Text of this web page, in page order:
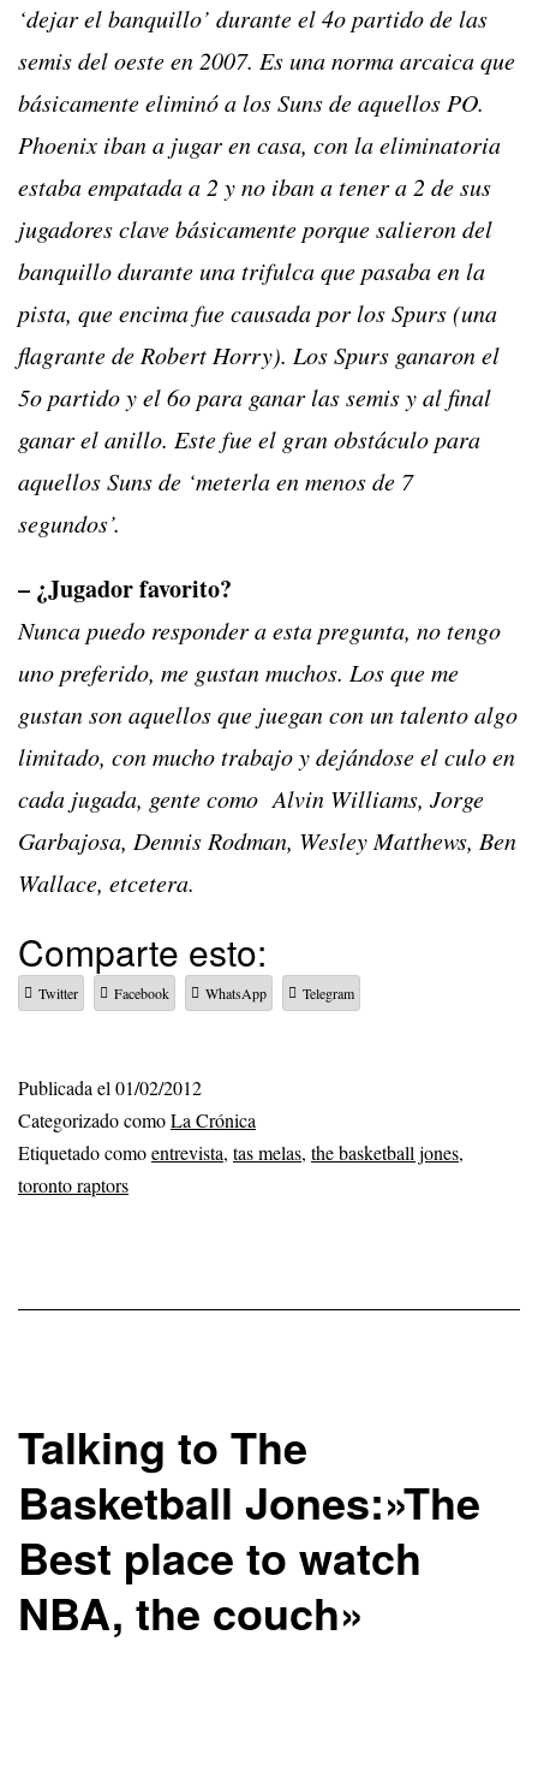
‘dejar el banquillo’ durante el 4o partido de las
semis del oeste en 2007. Es una norma arcaica que
básicamente eliminó a los Suns de aquellos PO.
Phoenix iban a jugar en casa, con la eliminatoria
estaba empatada a 2 y no iban a tener a 2 de sus
jugadores clave básicamente porque salieron del
banquillo durante una trifulca que pasaba en la
pista, que encima fue causada por los Spurs (una
flagrante de Robert Horry). Los Spurs ganaron el
5o partido y el 6o para ganar las semis y al final
ganar el anillo. Este fue el gran obstáculo para
aquellos Suns de ‘meterla en menos de 7
segundos’.
– ¿Jugador favorito?
Nunca puedo responder a esta pregunta, no tengo
uno preferido, me gustan muchos. Los que me
gustan son aquellos que juegan con un talento algo
limitado, con mucho trabajo y dejándose el culo en
cada jugada, gente como Alvin Williams, Jorge
Garbajosa, Dennis Rodman, Wesley Matthews, Ben
Wallace, etcetera.
Comparte esto:
Twitter Facebook WhatsApp Telegram
Publicada el 01/02/2012
Categorizado comoLa Crónica
Etiquetado comoentrevista, tas melas, the basketball jones,
toronto raptors
Talking to The
Basketball Jones:»The
Best place to watch
NBA, the couch»